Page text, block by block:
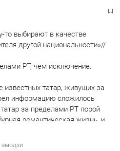
забыли, потому что путём
ничего хорошего не
то выбирают в качестве
другой национальности»//
РТ, чем исключение.
известных татар, живущих за
информацию сложилось
за пределами РТ порой
романтическая жизнь, и
и юнее. Разница в
- почти норма.
эмодзи